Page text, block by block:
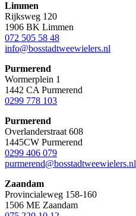
Limmen
Rijksweg 120
1906 BK Limmen
072 505 58 48
info@bosstadtweewielers.nl
Purmerend
Wormerplein 1
1442 CA Purmerend
0299 778 103
Purmerend
Overlanderstraat 608
1445CW Purmerend
0299 406 079
purmerend@bosstadtweewielers.nl
Zaandam
Provincialeweg 158-160
1506 ME Zaandam